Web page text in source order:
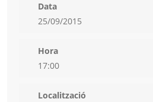
Data
25/09/2015
Hora
17:00
Localització